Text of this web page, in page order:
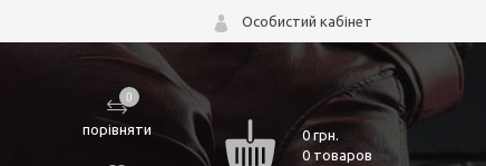
Особистий кабінет
0
порівняти 0грн.
0 товаров